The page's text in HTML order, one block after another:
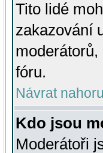
Tito lidé
zakazování
fóru.
Návrat nahoru
Kdo jsou
Moderátoři